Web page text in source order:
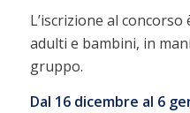
L’iscrizione al
adulti e bambini, in
gruppo.
Dal 16 dicembre al 6